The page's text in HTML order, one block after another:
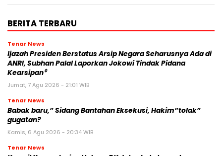
BERITA TERBARU
Tenar News
Ijazah Presiden Berstatus Arsip Negara Seharusnya Ada di
ANRI, Subhan Palal Laporkan Jokowi Tindak Pidana
Kearsipan⁰
Jumat, 7 Agu 2026 - 21:01 WIB
Tenar News
Babak baru,” Sidang Bantahan Eksekusi, Hakim”tolak”
gugatan?
Kamis, 6 Agu 2026 - 20:34 WIB
Tenar News